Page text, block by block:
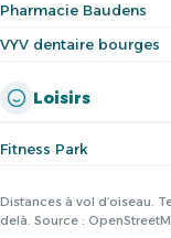
Pharmacie Baudens
VYV dentaire bourges
Loisirs
Fitness Park
Distances à vol d’oiseau.
delà. Source :